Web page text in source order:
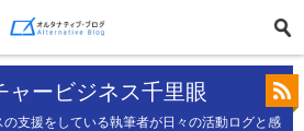
ャービジネス千里眼
支援をしている執筆者が日々の活動ログと感